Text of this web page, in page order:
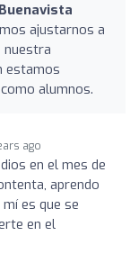
ajustarnos a
nuestra
estamos
alumnos.
ago
en el mes de
aprendo
es que se
en el